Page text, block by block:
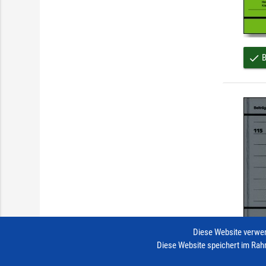
done
done
Diese Website
Diese Website speichert im